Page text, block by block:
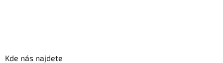
Kde nás najdete